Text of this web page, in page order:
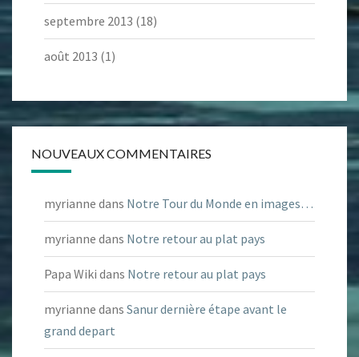
septembre 2013 (18)
août 2013 (1)
NOUVEAUX COMMENTAIRES
myrianne dans Notre Tour du Monde en images…
myrianne dans Notre retour au plat pays
Papa Wiki dans Notre retour au plat pays
myrianne dans Sanur dernière étape avant le
grand depart